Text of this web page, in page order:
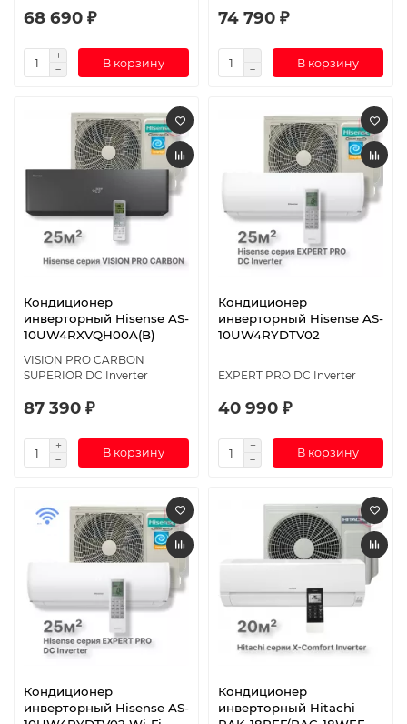
68 690 ₽
В корзину
74 790 ₽
В корзину
Кондиционер
инверторный Hisense AS-
10UW4RXVQH00A(B)
VISION PRO CARBON
SUPERIOR DC Inverter
87 390 ₽
В корзину
Кондиционер
инверторный Hisense AS-
10UW4RYDTV02
EXPERT PRO DC Inverter
40 990 ₽
В корзину
Кондиционер
инверторный Hisense AS-
Кондиционер
инверторный Hitachi